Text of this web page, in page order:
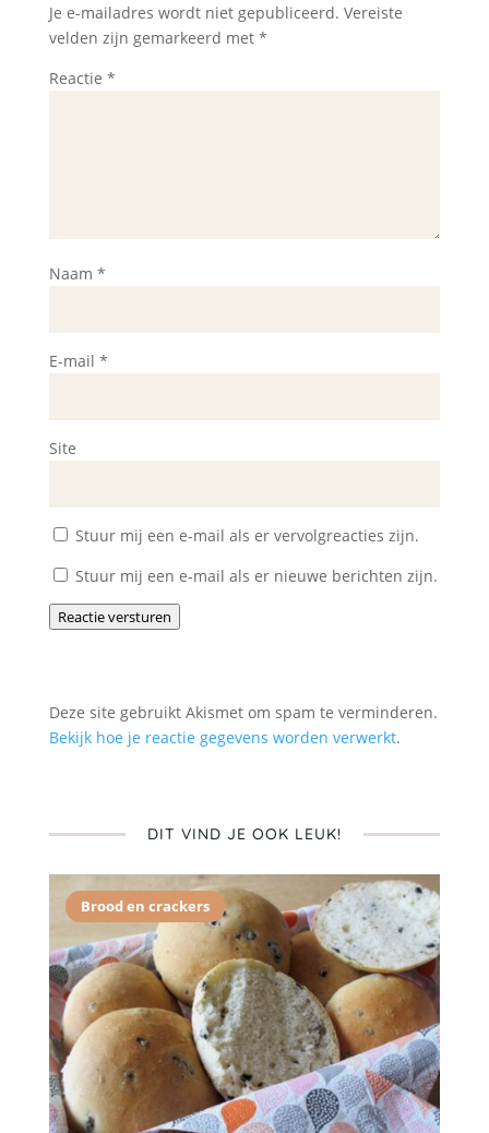
Je e-mailadres wordt niet gepubliceerd. Vereiste
velden zijn gemarkeerd met *
Reactie *
Naam *
E-mail *
Site
Stuur mij een e-mail als er vervolgreacties zijn.
Stuur mij een e-mail als er nieuwe berichten zijn.
Reactie versturen
Deze site gebruikt Akismet om spam te verminderen.
Bekijk hoe je reactie gegevens worden verwerkt.
DIT VIND JE OOK LEUK!
Brood en crackers